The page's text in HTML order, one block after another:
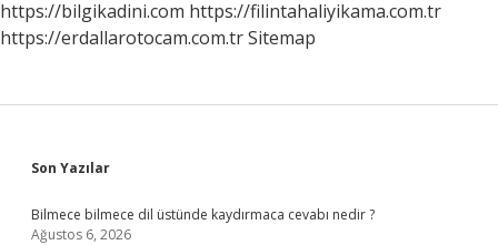
https://bilgikadini.com https://filintahaliyikama.com.tr
https://erdallarotocam.com.trSitemap
Sidebar
Son Yazılar
Bilmece bilmece dil üstünde kaydırmaca cevabı nedir ?
Ağustos 6, 2026